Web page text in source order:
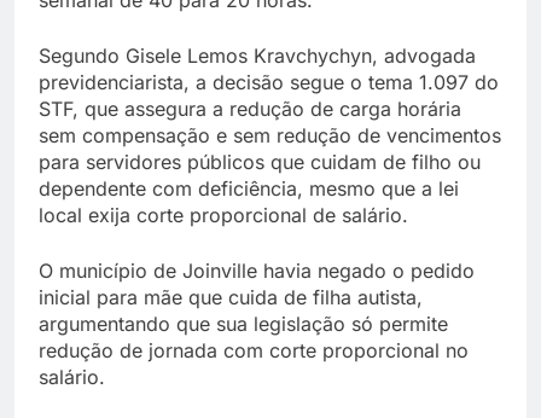
Segundo Gisele Lemos Kravchychyn, advogada
previdenciarista, a decisão segue o tema 1.097 do
STF, que assegura a redução de carga horária
sem compensação e sem redução de vencimentos
para servidores públicos que cuidam de filho ou
dependente com deficiência, mesmo que a lei
local exija corte proporcional de salário.
O município de Joinville havia negado o pedido
inicial para mãe que cuida de filha autista,
argumentando que sua legislação só permite
redução de jornada com corte proporcional no
salário.